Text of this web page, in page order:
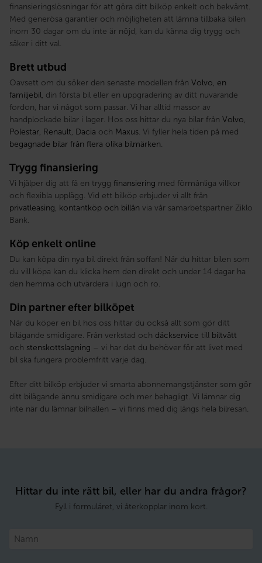
finansieringslösningar för att göra ditt bilköp enkelt och bekvämt.
Med generösa garantier och möjligheten att lämna tillbaka bilen
inom 30 dagar om du inte är nöjd, kan du känna dig trygg och
säker i ditt val.
Brett utbud
Oavsett om du söker den senaste modellen från Volvo, en
familjebil, din första bil eller en uppgradering av ditt nuvarande
fordon, har vi något som passar. Vi har alltid massor av
handplockade bilar i lager. Hos oss hittar du nya bilar från Volvo,
Polestar, Renault, Dacia och Maxus. Vi fyller hela tiden på med
begagnade bilar från flera olika bilmärken.
Trygg finansiering
Vi hjälper dig att få en trygg finansiering med förmånliga villkor
och flexibla upplägg. Vid ett bilköp erbjuder vi allt från
privatleasing, kontantköp och billån via vår samarbetspartner Ziklo
Bank.
Köp enkelt online
Du kan köpa din nya bil direkt från soffan! När du hittar bilen som
du vill köpa kan du klicka hem den direkt och under 14 dagar ha
den hemma och utvärdera i lugn och ro.
Din partner efter bilköpet
När du köper en bil hos oss hittar du också allt som gör ditt
bilägande smidigare. Från verkstad och däckservice till biltvätt
och stenskottslagning – vi har det du behöver för att livet med
bil ska fungera problemfritt varje dag.
Efter ditt bilköp erbjuder vi smarta abonnemangstjänster som gör
ditt bilägande ännu smidigare och mer behagligt. Vi lämnar dig
inte när du lämnar bilhallen – vi finns med dig längs hela bilresan.
Hittar du inte rätt bil, eller har du andra frågor?
Fyll i formuläret, vi återkopplar inom kort.
Namn